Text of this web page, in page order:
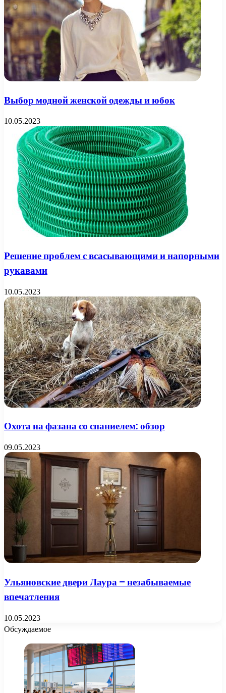
Выбор модной женской одежды и юбок
10.05.2023
Решение проблем с всасывающими и напорными
рукавами
10.05.2023
Охота на фазана со спаниелем: обзор
09.05.2023
Ульяновские двери Лаура – незабываемые
впечатления
10.05.2023
Обсуждаемое